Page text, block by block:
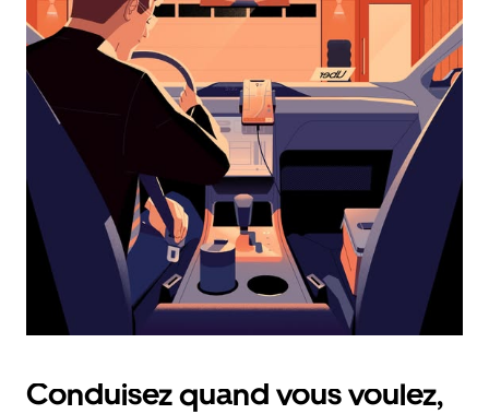
calendrier
et
sélectionner
une
date.
Appuyez
d'échappement
pour
fermer
calendrier.
Conduisez quand vous voulez,